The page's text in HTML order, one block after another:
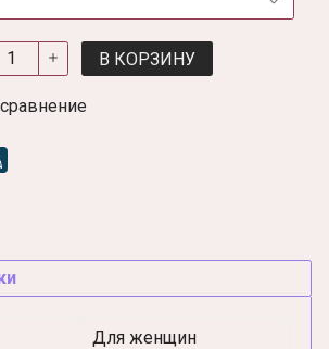
В КОРЗИНУ
Для женщин